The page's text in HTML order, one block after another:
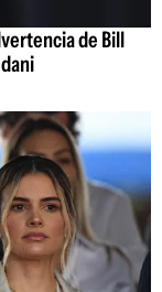
de Bill